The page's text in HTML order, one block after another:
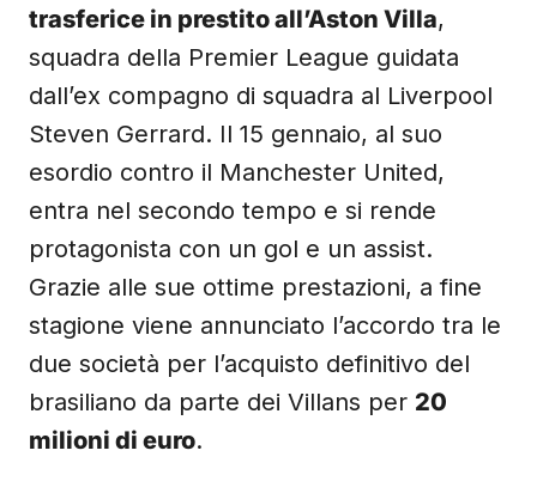
trasferice in prestito all’Aston Villa,
squadra della Premier League guidata
dall’ex compagno di squadra al Liverpool
Steven Gerrard. Il 15 gennaio, al suo
esordio contro il Manchester United,
entra nel secondo tempo e si rende
protagonista con un gol e un assist.
Grazie alle sue ottime prestazioni, a fine
stagione viene annunciato l’accordo tra le
due società per l’acquisto definitivo del
brasiliano da parte dei Villans per 20
milioni di euro.